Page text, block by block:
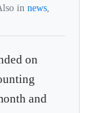
in news,
on
and